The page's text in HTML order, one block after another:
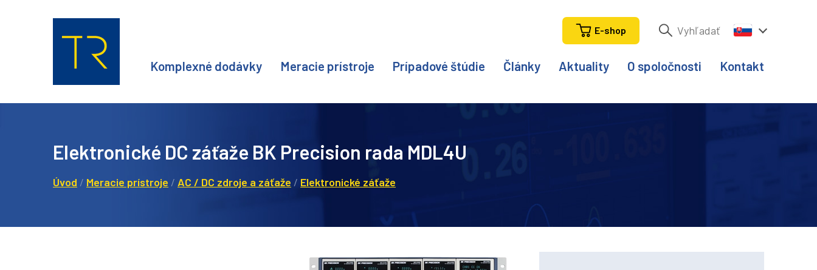
E-shop
Komplexné dodávky Meracie prístroje Prípadové štúdie Články Aktuality O spoločnosti Kontakt
Elektronické DC záťaže BK Precision rada MDL4U
Úvod / Meracie prístroje / AC / DC zdroje a záťaže / Elektronické záťaže